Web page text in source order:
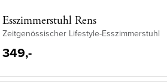
Esszimmerstuhl Rens
Zeitgenössischer Lifestyle-Esszimmerstuhl
349,-